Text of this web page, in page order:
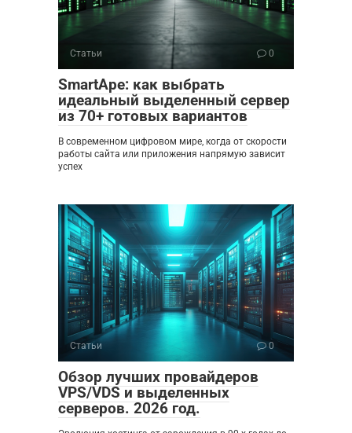
Статьи 0
SmartApe: как выбрать
идеальный выделенный сервер
из 70+ готовых вариантов
В современном цифровом мире, когда от скорости
работы сайта или приложения напрямую зависит
успех
Статьи 0
Обзор лучших провайдеров
VPS/VDS и выделенных
серверов. 2026 год.